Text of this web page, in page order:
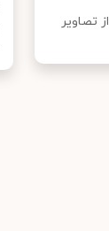
تصاویر